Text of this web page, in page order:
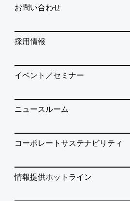
お問い合わせ
採用情報
イベント／セミナー
ニュースルーム
コーポレートサステナビリティ
情報提供ホットライン